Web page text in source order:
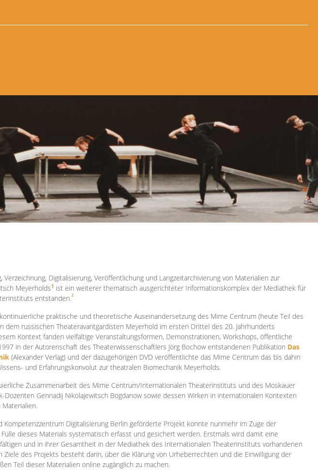
Digitalisierung, Veröffentlichung und Langzeitarchivierung von Materialien zur
Meyerholds1 ist ein weiterer thematisch ausgerichteter Informationskomplex der Mediathek für
entstanden.2
praktische und theoretische Auseinandersetzung des Mime Centrum (heute Teil des
russischen Theateravantgardisten Meyerhold im ersten Drittel des 20. Jahrhunderts
Kontext fanden vielfältige Veranstaltungsformen, Demonstrationen, Workshops, öffentliche
in der Autorenschaft des Theaterwissenschaftlers Jörg Bochow entstandenen Publikation Das
(Alexander Verlag) und der dazugehörigen DVD veröffentlichte das Mime Centrum das bis dahin
und Erfahrungskonvolut zur theatralen Biomechanik Meyerholds.
Zusammenarbeit des Mime Centrum/Internationalen Theaterinstituts und des Moskauer
Dozenten Gennadij Nikolajewitsch Bogdanow sowie dessen Wirken in internationalen Kontexten
Kompetenzzentrum Digitalisierung Berlin geförderte Projekt konnte nunmehr im Zuge der
dieses Materials systematisch erfasst und gesichert werden. Erstmals wird damit eine
und in ihrer Gesamtheit in der Mediathek des Internationalen Theaterinstituts vorhandenen
Ziele des Projekts besteht darin, über die Klärung von Urheberrechten und die Einwilligung der
Teil dieser Materialien online zugänglich zu machen.